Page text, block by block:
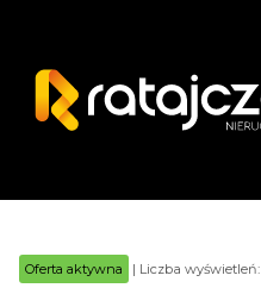
Oferta aktywna
| Liczba wyświetleń: